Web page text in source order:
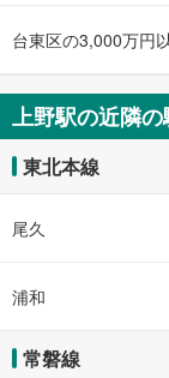
の森美術館、国立西洋
ＪＲ上野駅正面玄関口
園、上野の森美術館、
京都美術館、東京文化
・２番線ホーム⇔昭和
トイレ
［新幹線］
《多機能トイレ》
・改札内Ｂ３Ｆコンコー
［新幹線］［在来線］
【東京メトロ】
［銀座線］
・ＪＲ上野駅方面改札内
その他
【ＪＲ】
・点字運賃表
台東区の3,000万円
上野駅の近隣
東北本線
尾久
浦和
常磐線